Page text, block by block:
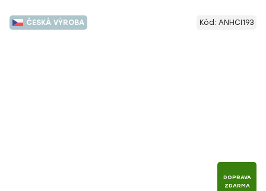
ČESKÁ VÝROBA
DOPRAVA
ZDARMA
Kód: ANHCI193